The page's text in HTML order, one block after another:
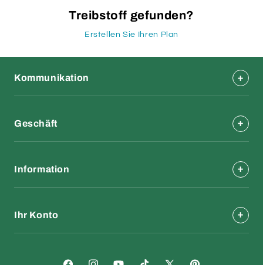
Treibstoff gefunden?
Erstellen Sie Ihren Plan
Kommunikation
Geschäft
Information
Ihr Konto